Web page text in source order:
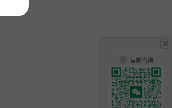
售前咨询